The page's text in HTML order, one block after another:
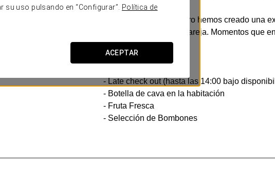
uso pulsando en “Configurar”.
Política de
ACEPTAR
En el Exe Almería Centro hemos creado una
compartir con vuestra pareja. Momentos que
lleno de encanto.
- Late check out (hasta las 14:00 bajo
- Botella de cava en la habitación
- Fruta Fresca
- Selección de Bombones